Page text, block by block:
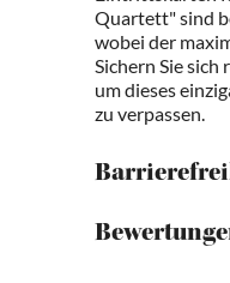
Quartett" sind
wobei der
Sichern Sie
um dieses
zu verpassen.